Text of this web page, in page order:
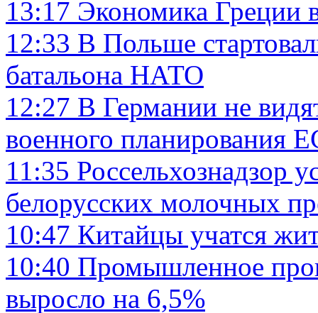
13:17 Экономика Греции
12:33 В Польше
батальона НАТО
12:27 В Германии не
военного планирования
11:35 Россельхознадзор
белорусских молочных
10:47 Китайцы учатся
10:40 Промышленное
выросло на 6,5%